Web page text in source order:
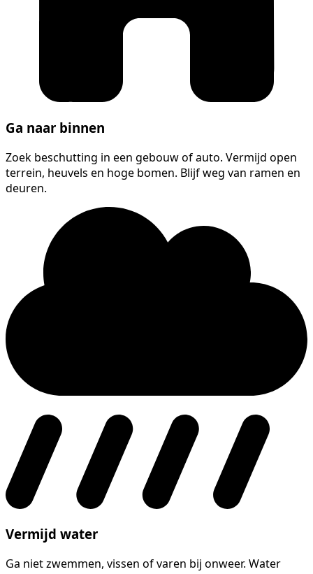
Ga naar binnen
Zoek beschutting in een gebouw of auto. Vermijd open
terrein, heuvels en hoge bomen. Blijf weg van ramen en
deuren.
Vermijd water
Ga niet zwemmen, vissen of varen bij onweer. Water